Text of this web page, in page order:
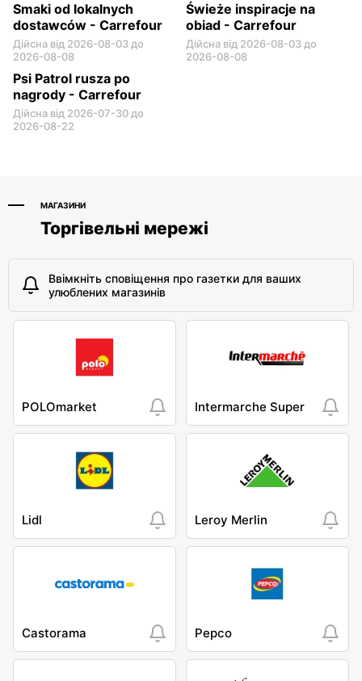
Smaki od lokalnych
dostawców - Carrefour
Дійсна від 2026-08-03 до
2026-08-08
Świeże inspiracje na
obiad - Carrefour
Дійсна від 2026-08-03 до
2026-08-08
Psi Patrol rusza po
nagrody - Carrefour
Дійсна від 2026-07-30 до
2026-08-22
МАГАЗИНИ
Торгівельні мережі
Ввімкніть сповіщення про газетки для ваших
улюблених магазинів
POLOmarket Intermarche Super
Lidl Leroy Merlin
Castorama Pepco